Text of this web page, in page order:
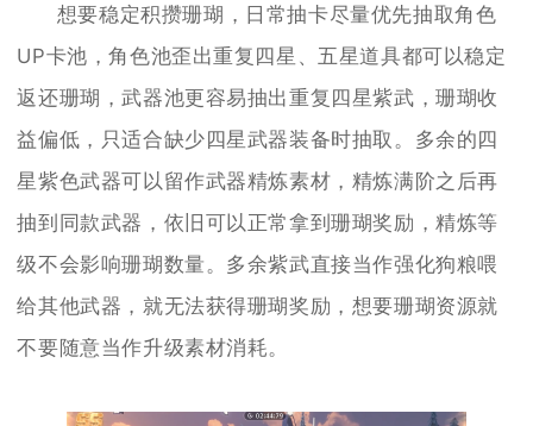
想要稳定积攒珊瑚，日常抽卡尽量优先抽取角色
UP卡池，角色池歪出重复四星、五星道具都可以稳定
返还珊瑚，武器池更容易抽出重复四星紫武，珊瑚收
益偏低，只适合缺少四星武器装备时抽取。多余的四
星紫色武器可以留作武器精炼素材，精炼满阶之后再
抽到同款武器，依旧可以正常拿到珊瑚奖励，精炼等
级不会影响珊瑚数量。多余紫武直接当作强化狗粮喂
给其他武器，就无法获得珊瑚奖励，想要珊瑚资源就
不要随意当作升级素材消耗。